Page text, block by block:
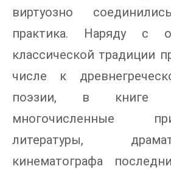
виртуозно
практика. Наряду с
классической традиции
числе к
поэзии, в книге
многочисленные
литературы,
кинематографа